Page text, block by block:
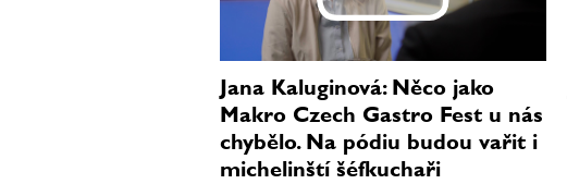
Jana Kaluginová: Něco jako
Makro Czech Gastro Fest u nás
chybělo. Na pódiu budou vařit i
michelinští šéfkuchaři